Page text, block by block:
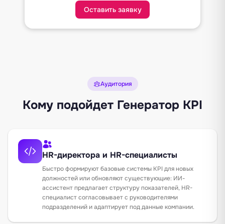
Оставить заявку
Аудитория
Кому подойдет Генератор KPI
HR-директора и HR-специалисты
Быстро формируют базовые системы KPI для новых
должностей или обновляют существующие: ИИ-
ассистент предлагает структуру показателей, HR-
специалист согласовывает с руководителями
подразделений и адаптирует под данные компании.